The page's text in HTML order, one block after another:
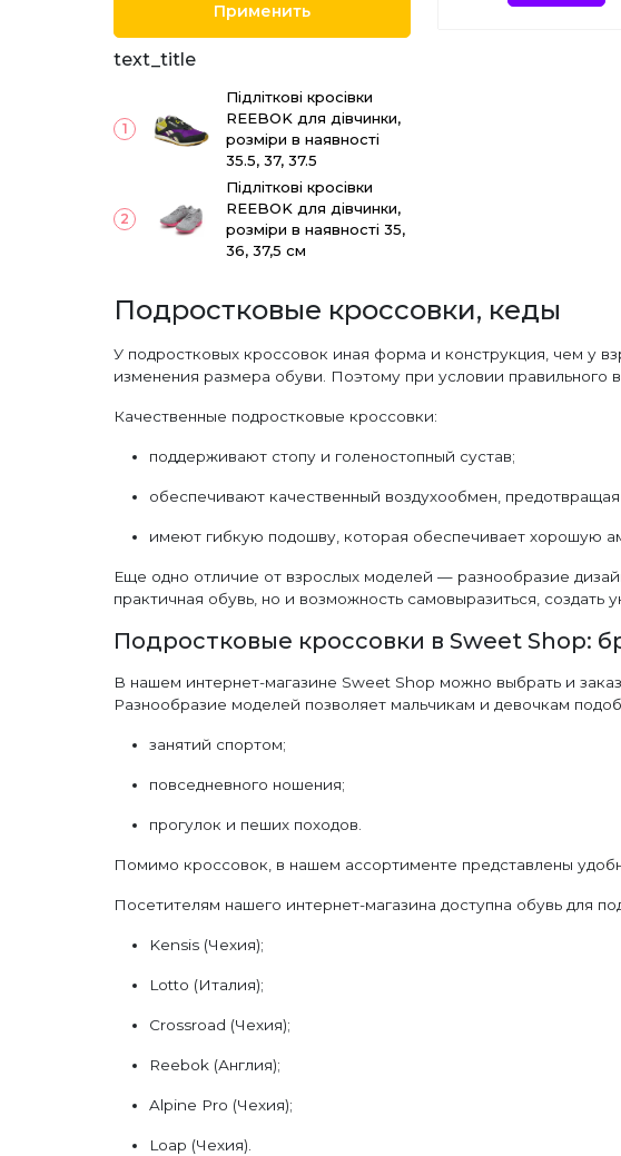
Применить
text_title
1
Підліткові кросівки
REEBOK для дівчинки,
розміри в наявності
35.5, 37, 37.5
2
Підліткові кросівки
REEBOK для дівчинки,
розміри в наявності 35,
36, 37,5 см
Подростковые кроссовки, кеды
У подростковых кроссовок иная форма и конструкция, чем у
изменения размера обуви. Поэтому при условии правильного
Качественные подростковые кроссовки:
поддерживают стопу и голеностопный сустав;
обеспечивают качественный воздухообмен,
имеют гибкую подошву, которая обеспечивает хорошую
Еще одно отличие от взрослых моделей — разнообразие
практичная обувь, но и возможность самовыразиться, создать
Подростковые кроссовки в Sweet Shop:
В нашем интернет-магазине Sweet Shop можно выбрать и
Разнообразие моделей позволяет мальчикам и девочкам
занятий спортом;
повседневного ношения;
прогулок и пеших походов.
Помимо кроссовок, в нашем ассортименте представлены
Посетителям нашего интернет-магазина доступна обувь для
Kensis (Чехия);
Lotto (Италия);
Crossroad (Чехия);
Reebok (Англия);
Alpine Pro (Чехия);
Loap (Чехия).